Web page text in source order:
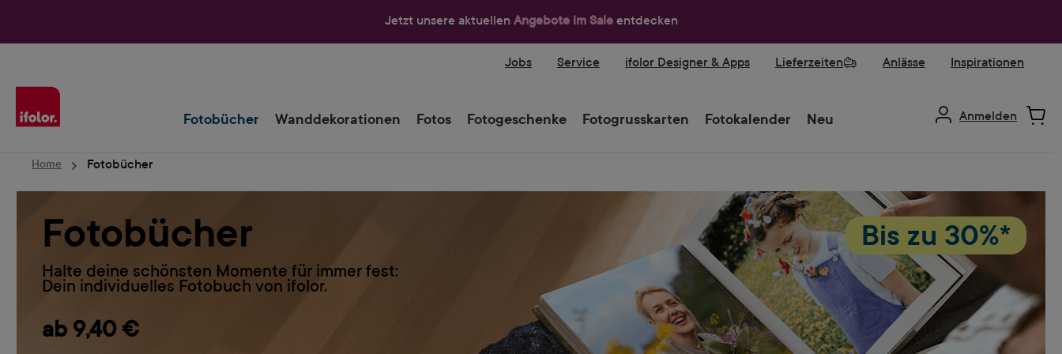
Jetzt unsere aktuellen Angebote im Sale entdecken
Jobs Service ifolor Designer & Apps Lieferzeiten Anlässe Inspirationen
Fotobücher Wanddekorationen Fotos Fotogeschenke Fotogrusskarten Fotokalender Neu Anmelden
Home Fotobücher
Bis zu 30%*
Fotobücher
Halte deine schönsten Momente für immer fest:
Dein individuelles Fotobuch von ifolor.
ab 9,40 €